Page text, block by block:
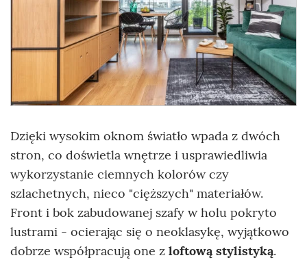
Dzięki wysokim oknom światło wpada z dwóch
stron, co doświetla wnętrze i usprawiedliwia
wykorzystanie ciemnych kolorów czy
szlachetnych, nieco "cięższych" materiałów.
Front i bok zabudowanej szafy w holu pokryto
lustrami - ocierając się o neoklasykę, wyjątkowo
dobrze współpracują one z loftową stylistyką.